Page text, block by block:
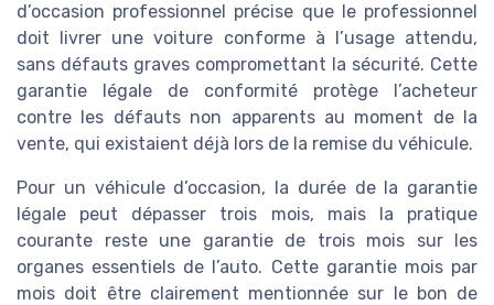
d’occasion professionnel précise que le professionnel
doit livrer une voiture conforme à l’usage attendu,
sans défauts graves compromettant la sécurité. Cette
garantie légale de conformité protège l’acheteur
contre les défauts non apparents au moment de la
vente, qui existaient déjà lors de la remise du véhicule.
Pour un véhicule d’occasion, la durée de la garantie
légale peut dépasser trois mois, mais la pratique
courante reste une garantie de trois mois sur les
organes essentiels de l’auto. Cette garantie mois par
mois doit être clairement mentionnée sur le bon de